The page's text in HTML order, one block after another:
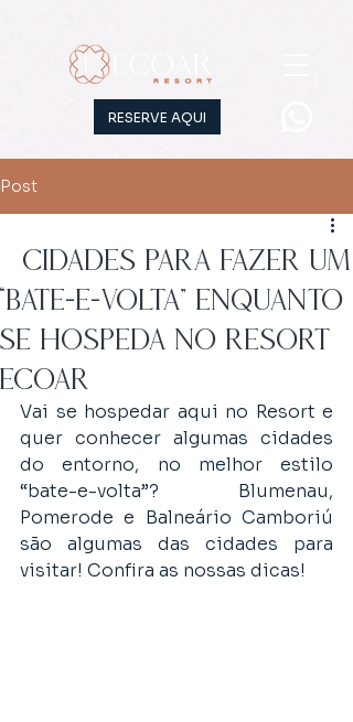
RESERVE AQUI
Post
5 cidades para fazer um
“bate-e-volta” enquanto
se hospeda no Resort
Ecoar
Vai se hospedar aqui no Resort e
quer conhecer algumas cidades
do entorno, no melhor estilo
“bate-e-volta”? Blumenau,
Pomerode e Balneário Camboriú
são algumas das cidades para
visitar! Confira as nossas dicas!